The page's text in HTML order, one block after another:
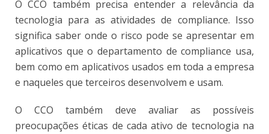
O CCO também precisa entender a relevância da
tecnologia para as atividades de compliance. Isso
significa saber onde o risco pode se apresentar em
aplicativos que o departamento de compliance usa,
bem como em aplicativos usados em toda a empresa
e naqueles que terceiros desenvolvem e usam.
O CCO também deve avaliar as possíveis
preocupações éticas de cada ativo de tecnologia na